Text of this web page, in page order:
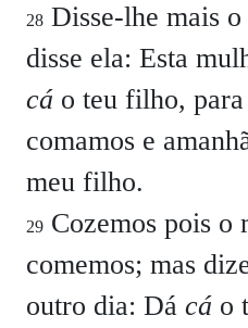
28 Disse-lhe mais
disse ela: Esta
cá o teu filho,
comamos e
meu filho.
29 Cozemos pois o
comemos; mas
outro dia: Dá cá o